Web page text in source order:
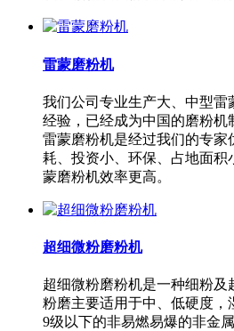
雷蒙磨粉机
我们公司专业生产大、中型雷
经验，已经成为中国的磨粉机
雷蒙磨粉机是经过我们的专家
耗、投资小、环保、占地面积
蒙磨粉机效率更高。
超细微粉磨粉机
超细微粉磨粉机是一种细粉及
粉磨主要适用于中、低硬度，
9级以下的非易燃易爆的非金